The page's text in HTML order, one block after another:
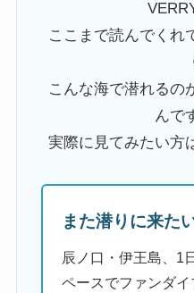
ここまで読んでくれ
こんな海で潜れるの
んで
実際に見てみたい方
また潜りに来た
辰ノ口・伊王島、1
ペースでファンダイ